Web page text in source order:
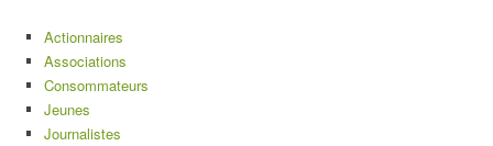
Actionnaires
Associations
Consommateurs
Jeunes
Journalistes